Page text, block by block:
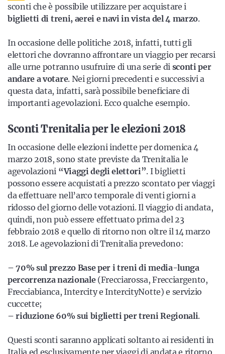
Iscriviti
sconti che è possibile utilizzare per acquistare i
biglietti di treni, aerei e navi in vista del 4 marzo.
In occasione delle politiche 2018, infatti, tutti gli
elettori che dovranno affrontare un viaggio per recarsi
alle urne potranno usufruire di una serie di sconti per
andare a votare. Nei giorni precedenti e successivi a
questa data, infatti, sarà possibile beneficiare di
importanti agevolazioni. Ecco qualche esempio.
Sconti Trenitalia per le elezioni 2018
In occasione delle elezioni indette per domenica 4
marzo 2018, sono state previste da Trenitalia le
agevolazioni “Viaggi degli elettori”. I biglietti
possono essere acquistati a prezzo scontato per viaggi
da effettuare nell’arco temporale di venti giorni a
ridosso del giorno delle votazioni. Il viaggio di andata,
quindi, non può essere effettuato prima del 23
febbraio 2018 e quello di ritorno non oltre il 14 marzo
2018. Le agevolazioni di Trenitalia prevedono:
– 70% sul prezzo Base per i treni di media-lunga
percorrenza nazionale(Frecciarossa, Frecciargento,
Frecciabianca, Intercity e IntercityNotte) e servizio
cuccette;
– riduzione 60% sui biglietti per treni Regionali.
Questi sconti saranno applicati soltanto ai residenti in
Italia ed esclusivamente per viaggi di andata e ritorno